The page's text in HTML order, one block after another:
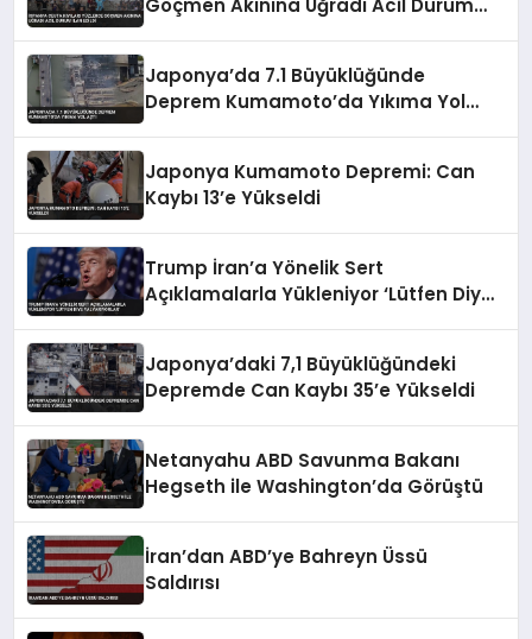
Göçmen Akınına Uğradı Acil Durum
Japonya’da 7.1 Büyüklüğünde
Deprem Kumamoto’da Yıkıma Yol
Japonya Kumamoto Depremi: Can
Kaybı 13’e Yükseldi
Trump İran’a Yönelik Sert
Açıklamalarla Yükleniyor ‘Lütfen Diye
Japonya’daki 7,1 Büyüklüğündeki
Depremde Can Kaybı 35’e Yükseldi
Netanyahu ABD Savunma Bakanı
Hegseth ile Washington’da Görüştü
İran’dan ABD’ye Bahreyn Üssü
Saldırısı